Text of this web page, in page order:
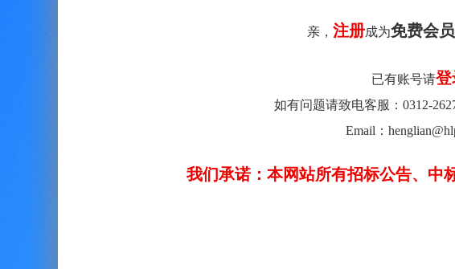
亲， 注册成为免费会员
已有账号请登
如有问题请致电客服：0312-
Email：
我们承诺：本网站所有招标公告、中